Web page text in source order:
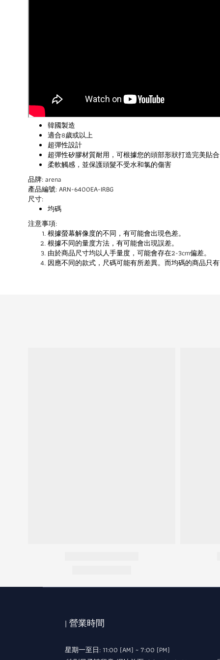
韓國製造
適合8歲或以上
超彈性設計
超彈性矽膠材質耐用，可根據您的頭部形狀打造完美貼合
柔軟觸感，並保護頭髮不受水和氯的傷害
品牌: arena
產品編號: ARN-6400EA-IRBG
尺寸:
均碼
注意事項:
根據螢幕解像度的不同，有可能會出現色差。
根據不同的量度方法，有可能會出現誤差。
由於商品尺寸均以人手量度，可能會存在2-3cm偏差。
因應不同的款式，尺碼可能有所差異。而均碼的商品只
| 營業時間
星期一至日: 11:00 (AM) ~ 7:00 (PM)